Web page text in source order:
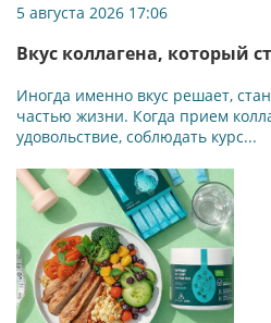
5 августа 2026 17:06
Вкус коллагена, который
Иногда именно вкус решает,
частью жизни. Когда прием
удовольствие, соблюдать курс...